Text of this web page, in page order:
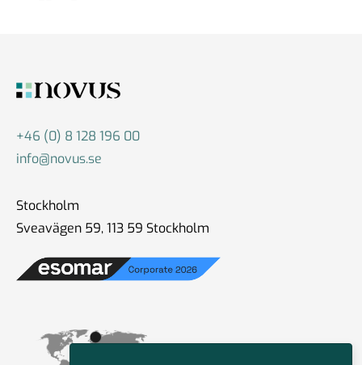
+46 (0) 8 128 196 00
info@novus.se
Stockholm
Sveavägen 59, 113 59 Stockholm